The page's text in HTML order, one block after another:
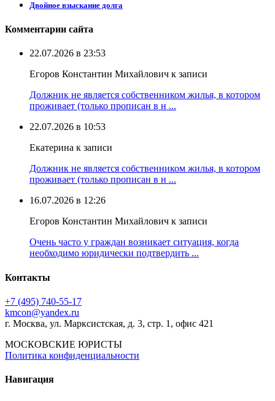
Двойное взыскание долга
Комментарии сайта
22.07.2026 в 23:53
Егоров Константин Михайлович к записи
Должник не является собственником жилья, в котором
проживает (только прописан в н ...
22.07.2026 в 10:53
Екатерина к записи
Должник не является собственником жилья, в котором
проживает (только прописан в н ...
16.07.2026 в 12:26
Егоров Константин Михайлович к записи
Очень часто у граждан возникает ситуация, когда
необходимо юридически подтвердить ...
Контакты
+7 (495) 740‑55‑17
kmcon@yandex.ru
г. Москва, ул. Марксистская, д. 3, стр. 1, офис 421
МОСКОВСКИЕ ЮРИСТЫ
Политика конфиденциальности
Навигация